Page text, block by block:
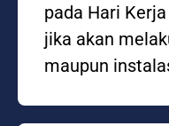
pada Hari
jika akan
maupun